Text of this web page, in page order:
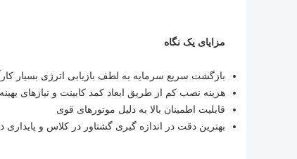
مزایای یک نگاه
بازگشت سریع سرمایه به لطف بازیابی انرژی بسیار
هزینه نصب کم از طریق ابعاد کمد کابینت و نیازهای
قابلیت اطمینان بالا به دلیل موتورهای قوی
بهترین دقت در اندازه گیری گشتاور در کلاس و پایداری